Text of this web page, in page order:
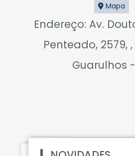
Mapa
Endereço: Av.
Penteado, 2579,
Guarulhos -